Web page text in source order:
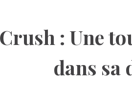
: Une
dans sa